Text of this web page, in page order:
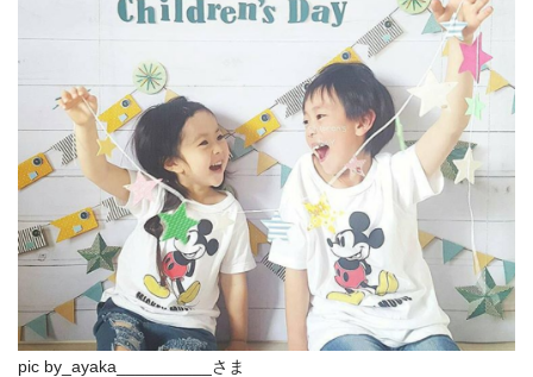
pic by_ayaka__________さま